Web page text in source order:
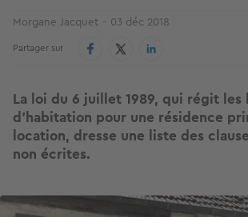
Morgane Jacquet 03 déc 2018
Partager sur
La loi du 6 juillet 1989, qui régit les
d’habitation pour une résidence
location, dresse une liste des
non écrites.
Image